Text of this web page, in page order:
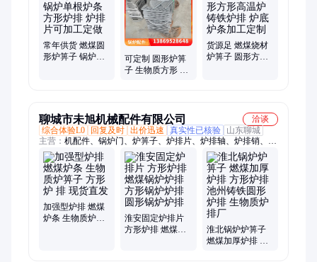
排片、十字型刮板除渣机、除渣机、老鹰铁、炉箅子、生物质炉
底、人孔炉门、锅炉风帽、省煤器、人孔装置、手孔装置、省煤
器管、省煤器弯头
常年供货 燃煤圆
形炉箅子 锅炉单
可定制 圆形炉箅
子 生物质方形 燃
货源足 燃煤烧材
炉箅子 圆形方形
聊城市未旭机械配件有限公司
洽谈
综合体验L0
回复及时 出价迅速 真实性已核验
山东聊城
主营： 机配件、锅炉门、炉箅子、炉排片、炉排轴、炉排销、炉
排煤、大块炉排、被动炉排、生物质、省煤器、304锅炉、圆炉
门、锅炉炉、炉炉门、炉篦子、耐热炉、手孔盖、煤挡板、除渣
机、排烟管、15吨锅炉、15角链轮、蒸汽锅炉、十字刮板
加强型炉排 燃煤
炉条 生物质炉箅
淮安固定炉排片
方形炉排 燃煤锅
淮北锅炉炉箅子
燃煤加厚炉排 方